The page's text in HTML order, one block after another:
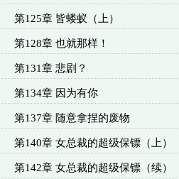
第125章 皆蝼蚁（上）
第128章 也就那样！
第131章 悲剧？
第134章 因为有你
第137章 随意拿捏的废物
第140章 女总裁的超级保镖（上）
第142章 女总裁的超级保镖（续）